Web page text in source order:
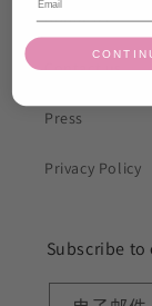
About us
Contact us
Press
Privacy Policy
Subscribe